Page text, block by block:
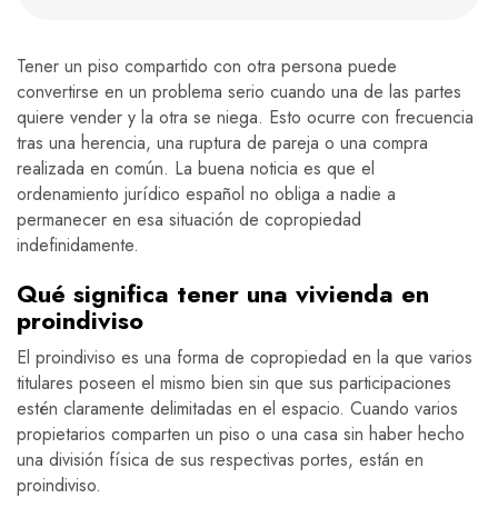
Tener un piso compartido con otra persona puede
convertirse en un problema serio cuando una de las partes
quiere vender y la otra se niega. Esto ocurre con frecuencia
tras una herencia, una ruptura de pareja o una compra
realizada en común. La buena noticia es que el
ordenamiento jurídico español no obliga a nadie a
permanecer en esa situación de copropiedad
indefinidamente.
Qué significa tener una vivienda en
proindiviso
El proindiviso es una forma de copropiedad en la que varios
titulares poseen el mismo bien sin que sus participaciones
estén claramente delimitadas en el espacio. Cuando varios
propietarios comparten un piso o una casa sin haber hecho
una división física de sus respectivas portes, están en
proindiviso.